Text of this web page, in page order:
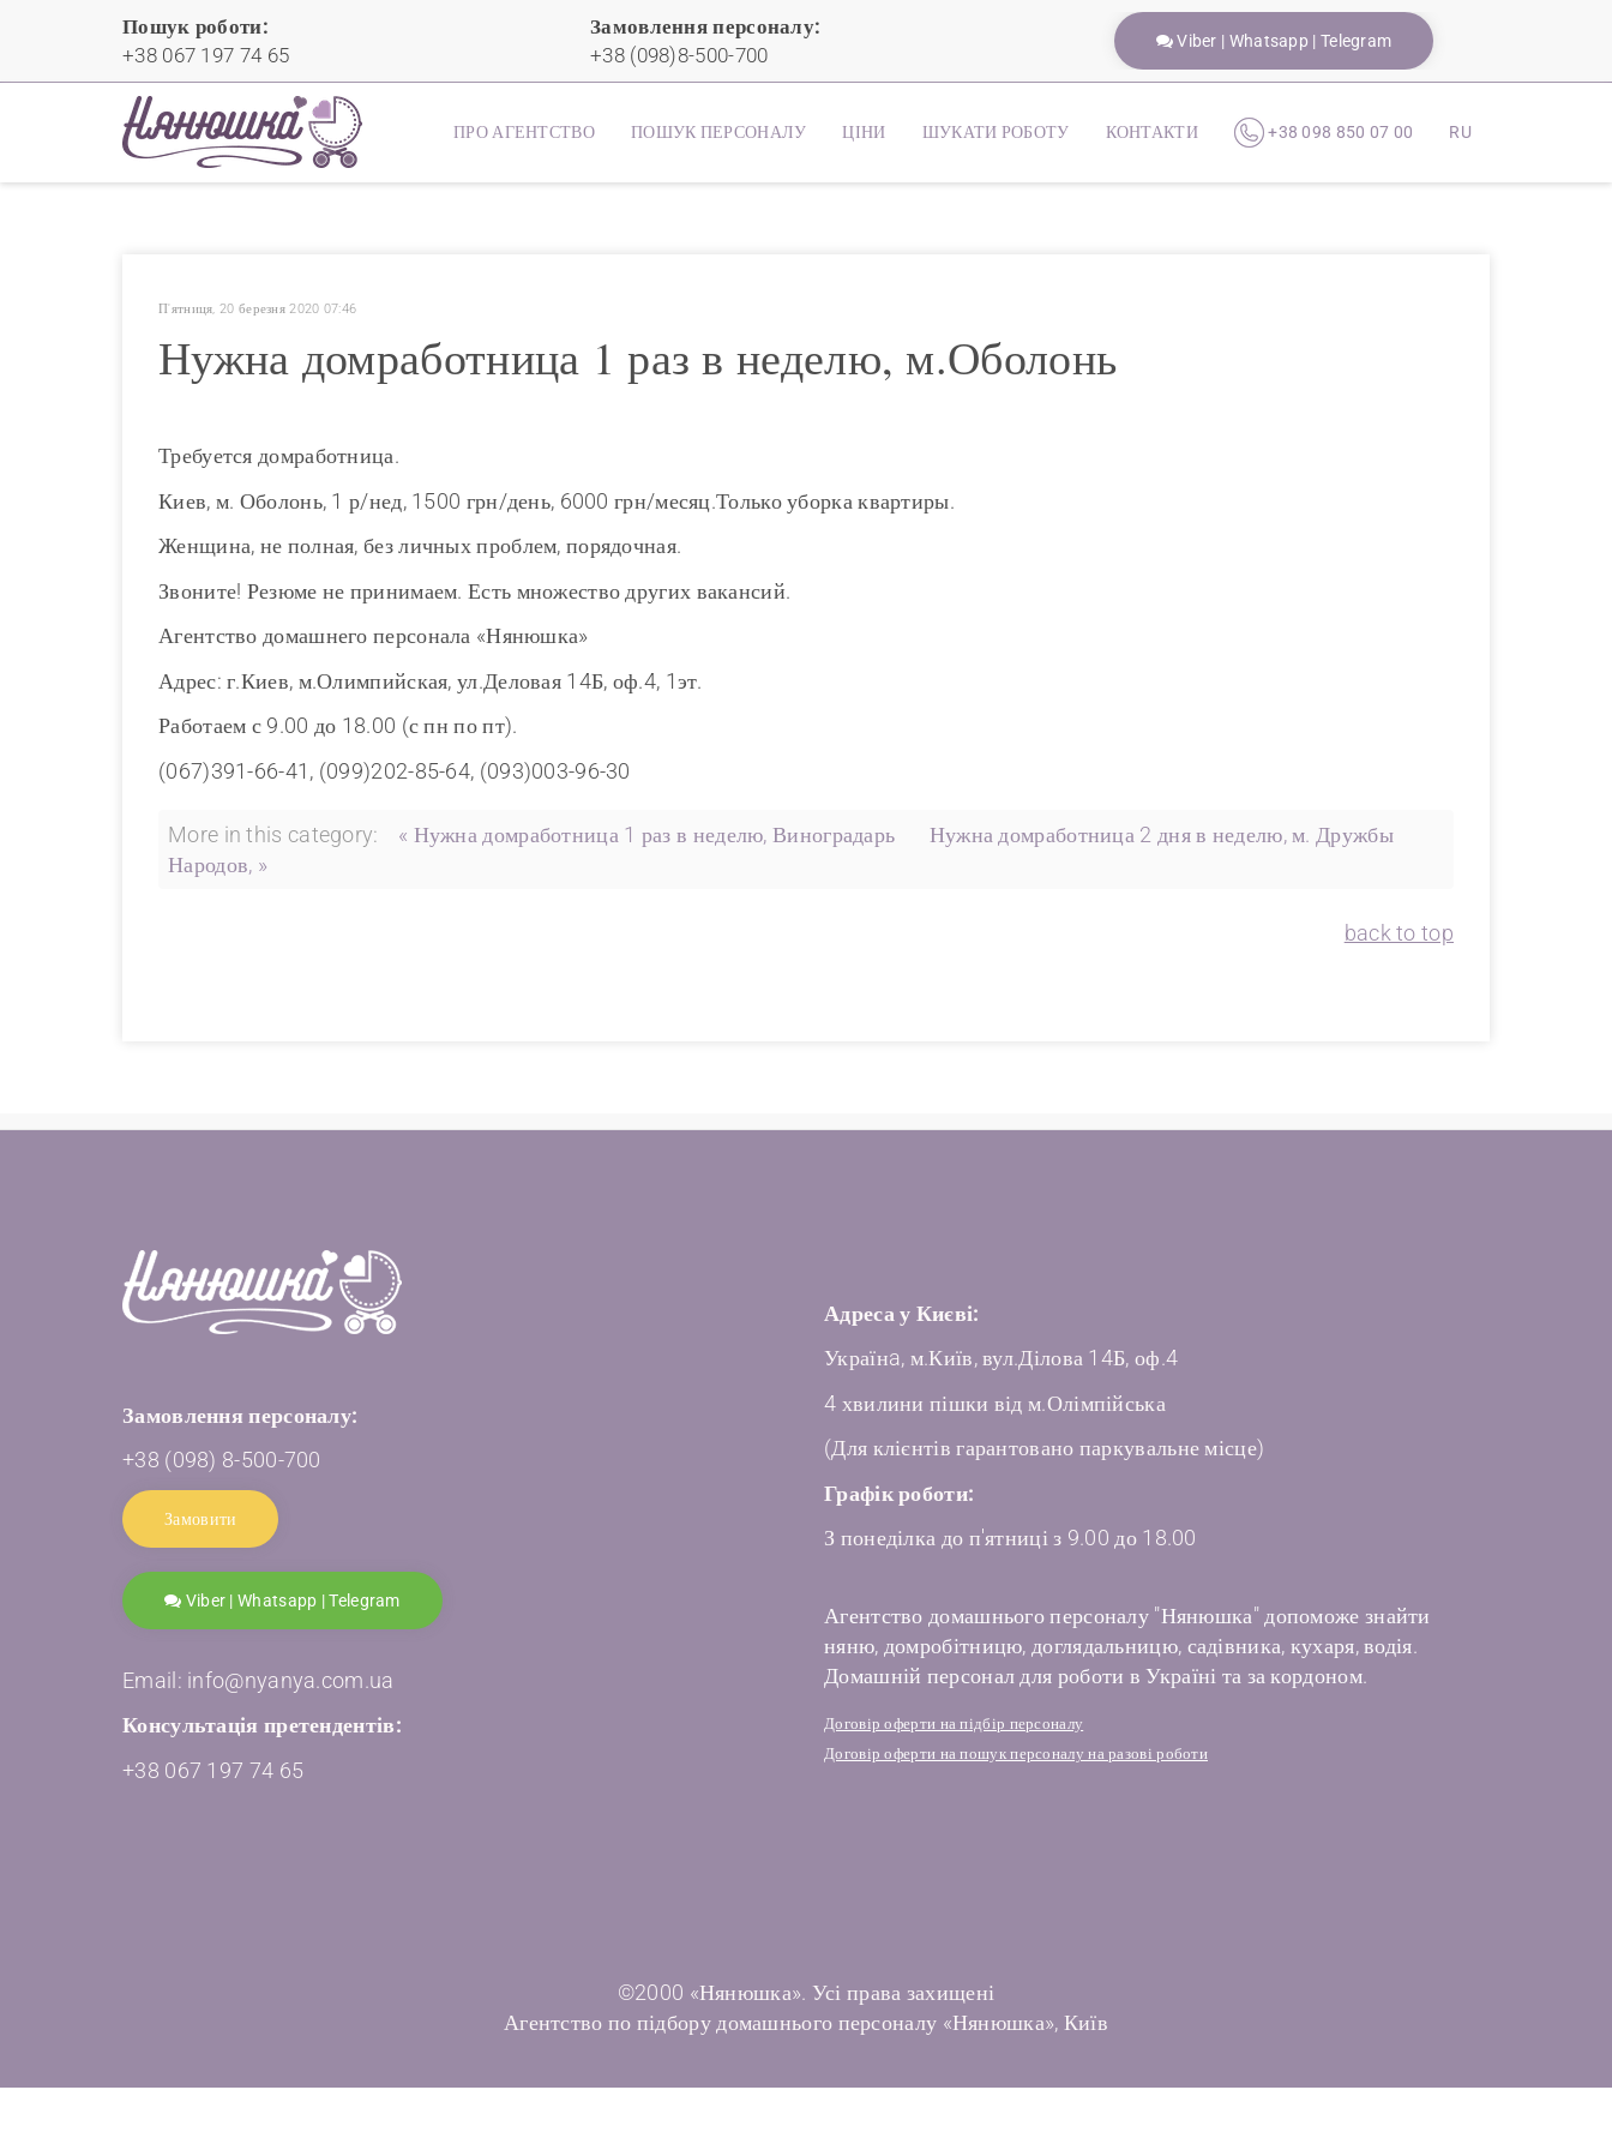
Пошук роботи:
+38 067 197 74 65
Замовлення персоналу:
+38 (098)8-500-700
Viber | Whatsapp | Telegram
ПРО АГЕНТСТВО ПОШУК ПЕРСОНАЛУ ЦІНИ ШУКАТИ РОБОТУ КОНТАКТИ +38 098 850 07 00 RU
П'ятниця, 20 березня 2020 07:46
Нужна домработница 1 раз в неделю, м.Оболонь
Требуется домработница.
Киев, м. Оболонь, 1 р/нед, 1500 грн/день, 6000 грн/месяц.Только уборка квартиры.
Женщина, не полная, без личных проблем, порядочная.
Звоните! Резюме не принимаем. Есть множество других вакансий.
Агентство домашнего персонала «Нянюшка»
Адрес: г.Киев, м.Олимпийская, ул.Деловая 14Б, оф.4, 1эт.
Работаем с 9.00 до 18.00 (с пн по пт).
(067)391-66-41, (099)202-85-64, (093)003-96-30
More in this category: « Нужна домработница 1 раз в неделю, Виноградарь
Нужна домработница 2 дня в неделю, м. Дружбы
Народов, »
back to top
Замовлення персоналу:
+38 (098) 8-500-700
Замовити
Viber | Whatsapp | Telegram
Email: info@nyanya.com.ua
Консультація претендентів:
+38 067 197 74 65
Адреса у Києві:
Українa, м.Київ, вул.Ділова 14Б, оф.4
4 хвилини пішки від м.Олімпійська
(Для клієнтів гарантовано паркувальне місце)
Графік роботи:
З понеділка до п'ятниці з 9.00 до 18.00
Агентство домашнього персоналу "Нянюшка" допоможе знайти
няню, домробітницю, доглядальницю, садівника, кухаря, водія.
Домашній персонал для роботи в Україні та за кордоном.
Договір оферти на підбір персоналу
Договір оферти на пошук персоналу на разові роботи
©2000 «Нянюшка». Усі права захищені
Агентство по підбору домашнього персоналу «Нянюшка», Київ